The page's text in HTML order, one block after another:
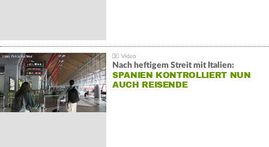
Nach heftigem Streit mit Italien:
SPANIEN KONTROLLIERT NUN
AUCH REISENDE